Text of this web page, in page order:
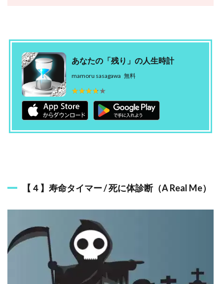
あなたの「残り」の人生時計
mamoru sasagawa 無料
★★★★★
★★★★★
【４】寿命タイマー / 死に体診断（A Real Me）